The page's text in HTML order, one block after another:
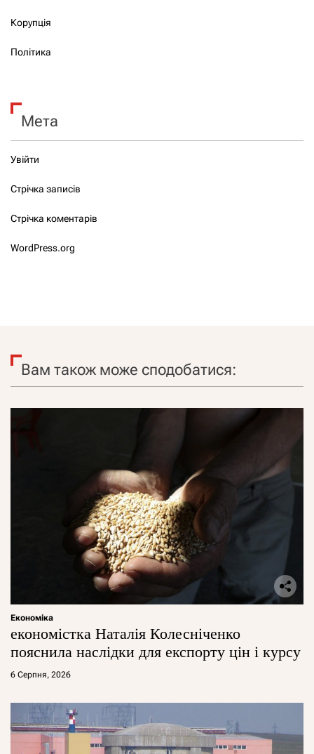
Корупція
Політика
Мета
Увійти
Стрічка записів
Стрічка коментарів
WordPress.org
Вам також може сподобатися:
Економіка
економістка Наталія Колесніченко
пояснила наслідки для експорту цін і курсу
6 Серпня, 2026